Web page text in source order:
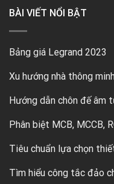
BÀI VIẾT NỔI BẬT
Bảng giá Legrand 2023
Xu hướng nhà thông
Hướng dẫn chôn đế âm
Phân biệt MCB, MCCB,
Tiêu chuẩn lựa chọn
Tìm hiểu công tắc đảo